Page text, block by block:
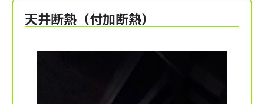
天井断熱（付加断熱）